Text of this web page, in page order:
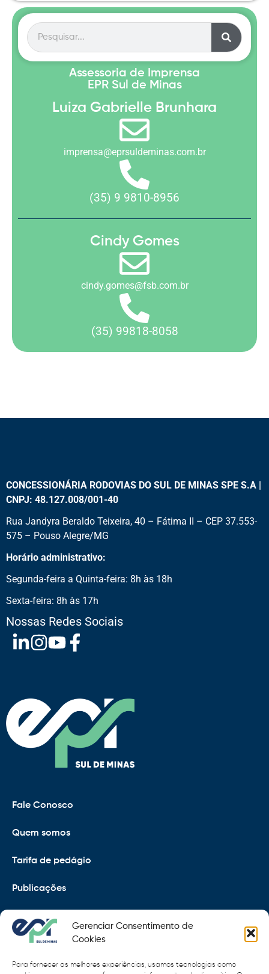
Gerenciar Consentimento de
Cookies
Para fornecer as melhores experiências, usamos tecnologias como
Assessoria de Imprensa
EPR Sul de Minas
Luiza Gabrielle Brunhara
imprensa@eprsuldeminas.com.br
(35) 9 9810-8956
Cindy Gomes
cindy.gomes@fsb.com.br
(35) 99818-8058
CONCESSIONÁRIA RODOVIAS DO SUL DE MINAS SPE S.A |
CNPJ: 48.127.008/001-40
Rua Jandyra Beraldo Teixeira, 40 – Fátima II – CEP 37.553-
575 – Pouso Alegre/MG
Horário administrativo:
Segunda-feira a Quinta-feira: 8h às 18h
Sexta-feira: 8h às 17h
Nossas Redes Sociais
Fale Conosco
Quem somos
Tarifa de pedágio
Publicações
EPR
Copyright 2021 © 2026 Grupo EPR - Todos Os Direitos